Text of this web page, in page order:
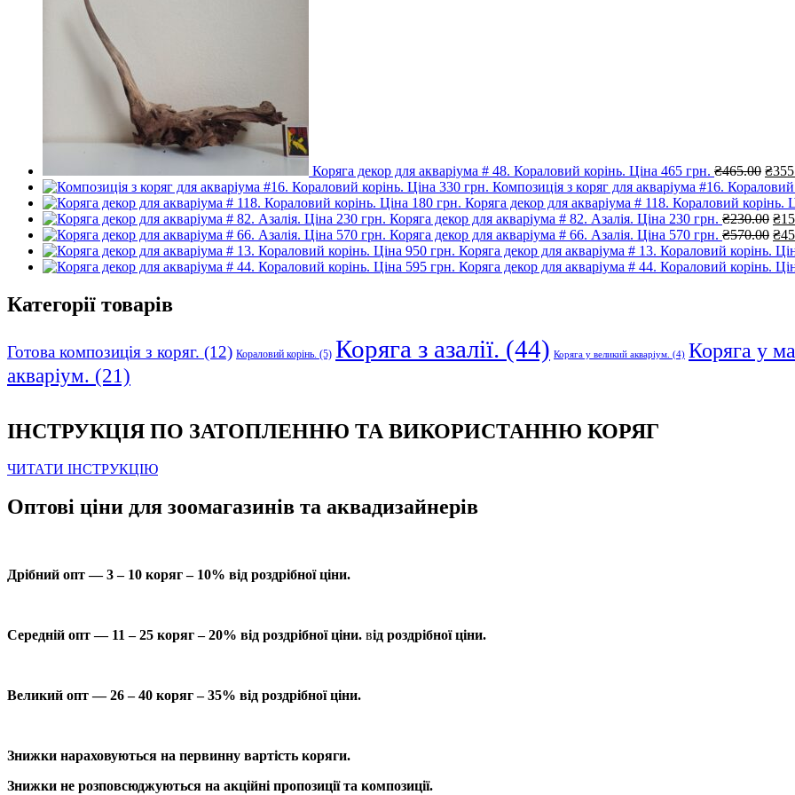
Коряга декор для акваріума # 48. Кораловий корінь. Ціна 465 грн. ₴465.00 ₴
Композиція з коряг для акваріума #16.
Коряга декор для акваріума # 118. Кораловий корінь.
Коряга декор для акваріума # 82. Азалія. Ціна 230 грн. ₴230.00 ₴
Коряга декор для акваріума # 66. Азалія. Ціна 570 грн. ₴570.00 ₴
Коряга декор для акваріума # 13. Кораловий корінь.
Коряга декор для акваріума # 44. Кораловий корінь.
Категорії товарів
Готова композиція з коряг. (12) Кораловий корінь. (5) Коряга з азалії. (44) Коряга у великий акваріум. (4) Коряга у
акваріум. (21)
ІНСТРУКЦІЯ ПО ЗАТОПЛЕННЮ ТА ВИКОРИСТАННЮ КОРЯГ
ЧИТАТИ ІНСТРУКЦІЮ
Оптові ціни для зоомагазинів та аквадизайнерів
Дрібний опт — 3 – 10 коряг – 10% від роздрібної ціни.
Середній опт — 11 – 25 коряг – 20% від роздрібної ціни. від роздрібної ціни.
Великий опт — 26 – 40 коряг – 35% від роздрібної ціни.
Знижки нараховуються на первинну вартість коряги.
Знижки не розповсюджуються на акційні пропозиції та композиції.